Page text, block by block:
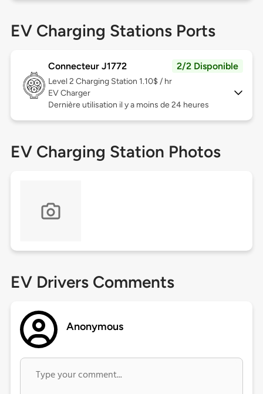
EV Charging Stations Ports
Connecteur J1772 2/2 Disponible
Level 2 Charging Station 1.10$ / hr
EV Charger
Dernière utilisation il y a moins de 24 heures
EV Charging Station Photos
EV Drivers Comments
Anonymous